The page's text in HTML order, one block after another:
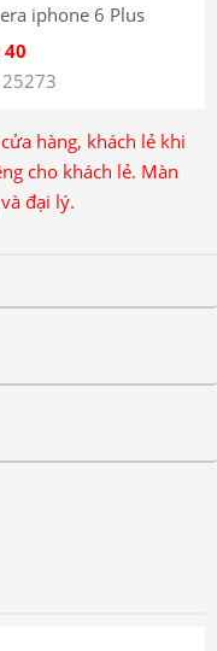
iphone 6 Plus
40
25273
hàng, khách lẻ khi
cho khách lẻ. Màn
đại lý.